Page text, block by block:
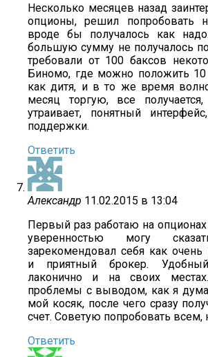
Несколько месяцев назад
опционы, решил попробовать
вроде бы получалось как
большую сумму не получалось
требовали от 100 баксов
Биномо, где можно положить 10
как дитя, и в то же время
месяц торгую, все
утраивает, понятный
поддержки.
Ответить
Александр 11.02.2015 в 13:04
Первый раз работаю на
уверенностью могу
зарекомендовал себя как
и приятный брокер.
лаконично и на своих
проблемы с выводом, как я
мой косяк, после чего сразу
счет. Советую попробовать всем,
Ответить